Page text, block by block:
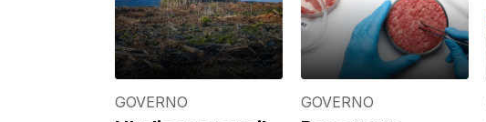
GOVERNO GOVERNO